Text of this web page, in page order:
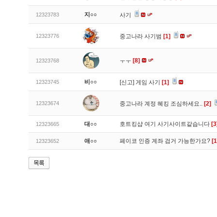
12323783 지○○ 사기
12323776 중고나라 사기범 [1]
12323768 ㅜㅜ [8]
12323745 비○○ [신고] 게임 사기 [1]
12323674 중고나라 계정 혜킹 조심하세요.. [2]
12323665 대○○ 호트킹샵 여기 사기사이트같습니다 [3]
12323652 애○○ 페이코 인증 계좌 검거 가능한가요?